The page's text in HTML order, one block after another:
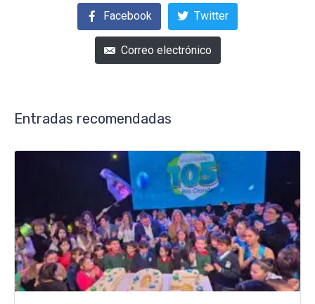
Facebook Twitter
Correo electrónico
Entradas recomendadas